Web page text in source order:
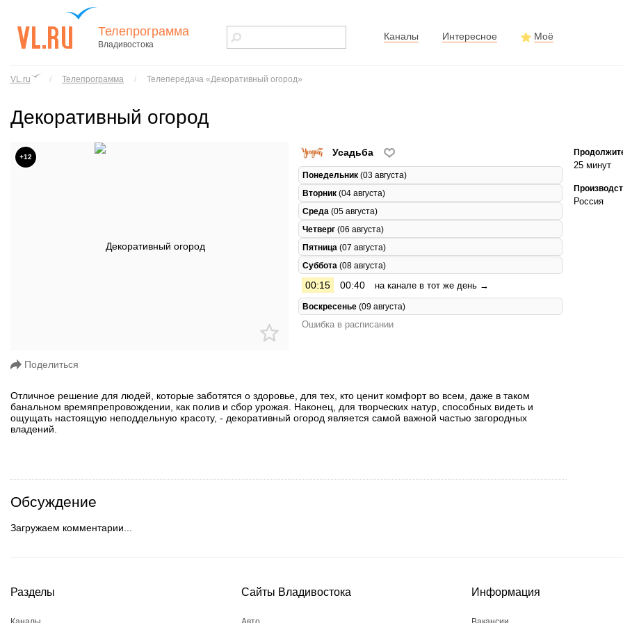
города
Владивостока
Телепрограмма
Владивостока
Каналы Интересное Моё
VL.ru / Телепрограмма / Телепередача «Декоративный огород»
Декоративный огород
+12
Поделиться
Усадьба
Понедельник (03 августа)
Вторник (04 августа)
Среда (05 августа)
Четверг (06 августа)
Пятница (07 августа)
Суббота (08 августа)
00:15 00:40 на канале в тот же день →
Воскресенье (09 августа)
Ошибка в расписании
Отличное решение для людей, которые заботятся о здоровье, для тех, кто ценит комфорт во всем, даже в таком
банальном времяпрепровождении, как полив и сбор урожая. Наконец, для творческих натур, способных видеть и
ощущать настоящую неподдельную красоту, - декоративный огород является самой важной частью загородных
владений.
25 минут
Россия
Обсуждение
Загружаем комментарии...
Разделы Сайты Владивостока Информация